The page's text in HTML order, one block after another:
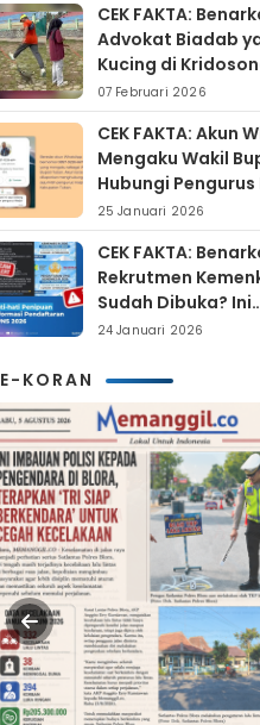
CEK FAKTA:
Advokat Biadab
Kucing di
Sudah Resmi Jadi
Tersangka?
07 Februari 2026
CEK FAKTA: Akun
Mengaku Wakil
Hubungi
Dipastikan Hoaks
25 Januari 2026
CEK FAKTA:
Rekrutmen
Sudah Dibuka? Ini
Penjelasan Resmi
24 Januari 2026
E-KORAN